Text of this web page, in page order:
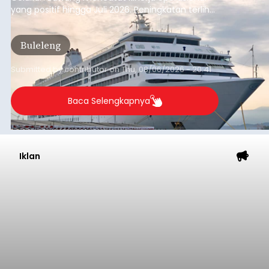
Kunjungan Kapal Pesiar di
Pelabuhan Celukan Bawang
Tumbuh 25 Persen
balitribune.coo.id I Singaraja -PT Pelabuhan
Indonesia (Persero) atau Pelindo Cabang
Celukan Bawang mencatat kinerja operasional
yang positif hingga Juli 2026. Peningkatan terlihat
dari arus kapal yang mencapai 1,48 juta Gross
Tonnage (GT), atau tumbuh 12,4 persen
yang tercatat sebesar 1,32 juta GT.